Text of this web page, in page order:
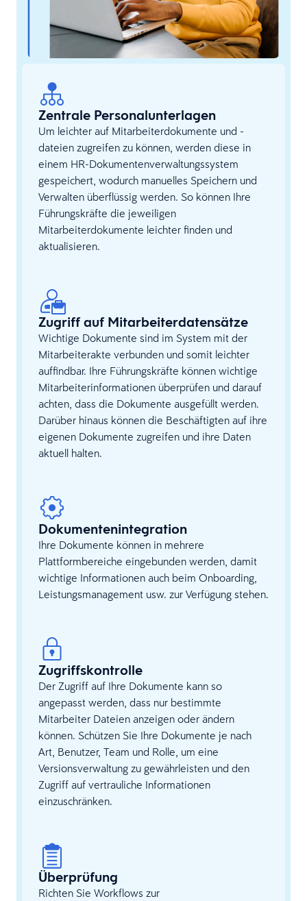
Zentrale Personalunterlagen
Um leichter auf Mitarbeiterdokumente und -
dateien zugreifen zu können, werden diese in
einem HR-Dokumentenverwaltungssystem
gespeichert, wodurch manuelles Speichern und
Verwalten überflüssig werden. So können Ihre
Führungskräfte die jeweiligen
Mitarbeiterdokumente leichter finden und
aktualisieren.
Zugriff auf Mitarbeiterdatensätze
Wichtige Dokumente sind im System mit der
Mitarbeiterakte verbunden und somit leichter
auffindbar. Ihre Führungskräfte können wichtige
Mitarbeiterinformationen überprüfen und darauf
achten, dass die Dokumente ausgefüllt werden.
Darüber hinaus können die Beschäftigten auf ihre
eigenen Dokumente zugreifen und ihre Daten
aktuell halten.
Dokumentenintegration
Ihre Dokumente können in mehrere
Plattformbereiche eingebunden werden, damit
wichtige Informationen auch beim Onboarding,
Leistungsmanagement usw. zur Verfügung stehen.
Zugriffskontrolle
Der Zugriff auf Ihre Dokumente kann so
angepasst werden, dass nur bestimmte
Mitarbeiter Dateien anzeigen oder ändern
können. Schützen Sie Ihre Dokumente je nach
Art, Benutzer, Team und Rolle, um eine
Versionsverwaltung zu gewährleisten und den
Zugriff auf vertrauliche Informationen
einzuschränken.
Überprüfung
Richten Sie Workflows zur